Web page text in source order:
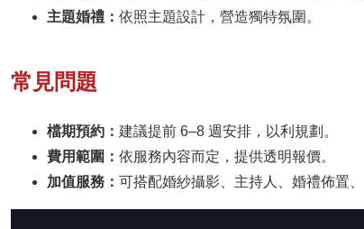
主題婚禮： 依照主題設計，營造獨特氛圍。
常見問題
檔期預約： 建議提前 6–8 週安排，以利規劃。
費用範圍： 依服務內容而定，提供透明報價。
加值服務： 可搭配婚紗攝影、主持人、婚禮佈置、